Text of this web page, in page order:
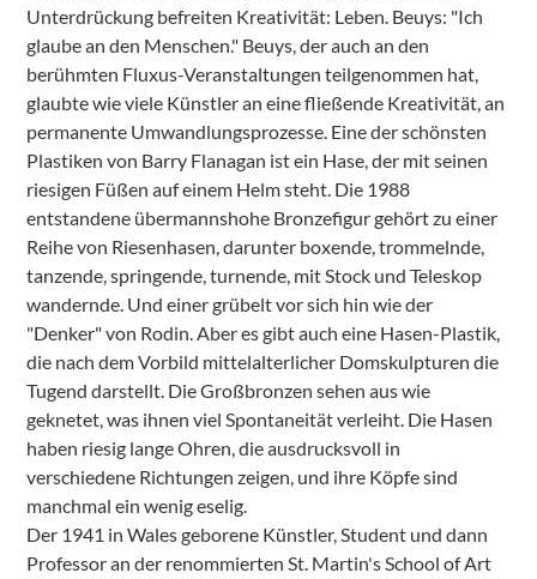
Unterdrückung befreiten Kreativität: Leben. Beuys: "Ich
glaube an den Menschen." Beuys, der auch an den
berühmten Fluxus-Veranstaltungen teilgenommen hat,
glaubte wie viele Künstler an eine fließende Kreativität, an
permanente Umwandlungsprozesse. Eine der schönsten
Plastiken von Barry Flanagan ist ein Hase, der mit seinen
riesigen Füßen auf einem Helm steht. Die 1988
entstandene übermannshohe Bronzefigur gehört zu einer
Reihe von Riesenhasen, darunter boxende, trommelnde,
tanzende, springende, turnende, mit Stock und Teleskop
wandernde. Und einer grübelt vor sich hin wie der
"Denker" von Rodin. Aber es gibt auch eine Hasen-Plastik,
die nach dem Vorbild mittelalterlicher Domskulpturen die
Tugend darstellt. Die Großbronzen sehen aus wie
geknetet, was ihnen viel Spontaneität verleiht. Die Hasen
haben riesig lange Ohren, die ausdrucksvoll in
verschiedene Richtungen zeigen, und ihre Köpfe sind
manchmal ein wenig eselig.
Der 1941 in Wales geborene Künstler, Student und dann
Professor an der renommierten St. Martin's School of Art